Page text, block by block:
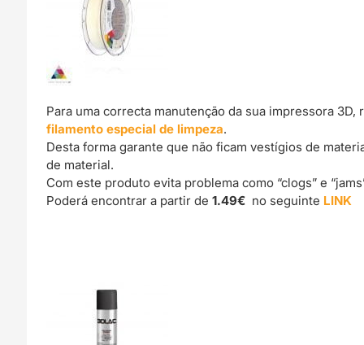
Para uma correcta manutenção da sua impressora
filamento especial de limpeza.
Desta forma garante que não ficam vestígios de
de material.
Com este produto evita problema como “clogs” e
Poderá encontrar a partir de1.49€ no seguinte LINK